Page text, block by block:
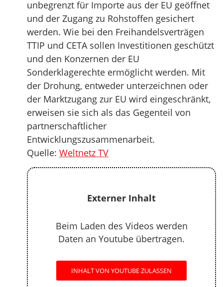
unbegrenzt für Importe aus der EU geöffnet
und der Zugang zu Rohstoffen gesichert
werden. Wie bei den Freihandelsverträgen
TTIP und CETA sollen Investitionen geschützt
und den Konzernen der EU
Sonderklagerechte ermöglicht werden. Mit
der Drohung, entweder unterzeichnen oder
der Marktzugang zur EU wird eingeschränkt,
erweisen sie sich als das Gegenteil von
partnerschaftlicher
Entwicklungszusammenarbeit.
Quelle: Weltnetz TV
Externer Inhalt
Beim Laden des Videos werden
Daten an Youtube übertragen.
INHALT VON YOUTUBE ZULASSEN